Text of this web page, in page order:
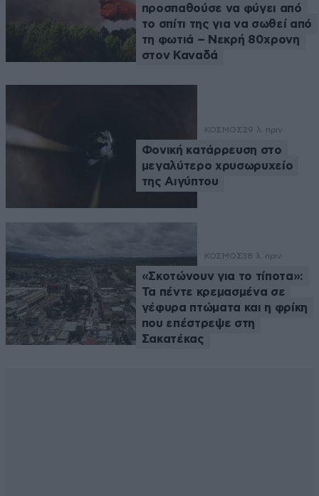
προσπαθούσε να φύγει από
το σπίτι της για να σωθεί από
τη φωτιά – Νεκρή 80χρονη
στον Καναδά
ΚΟΣΜΟΣ29 λ. πριν
Φονική κατάρρευση στο
μεγαλύτερο χρυσωρυχείο
της Αιγύπτου
ΚΟΣΜΟΣ38 λ. πριν
«Σκοτώνουν για το τίποτα»:
Τα πέντε κρεμασμένα σε
γέφυρα πτώματα και η φρίκη
που επέστρεψε στη
Σακατέκας